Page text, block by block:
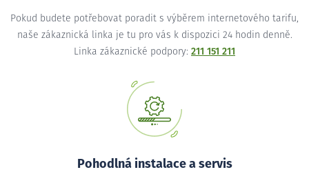
Pokud budete potřebovat poradit s výběrem internetového tarifu,
naše zákaznická linka je tu pro vás k dispozici 24 hodin denně.
Linka zákaznické podpory: 211 151 211
Pohodlná instalace a servis